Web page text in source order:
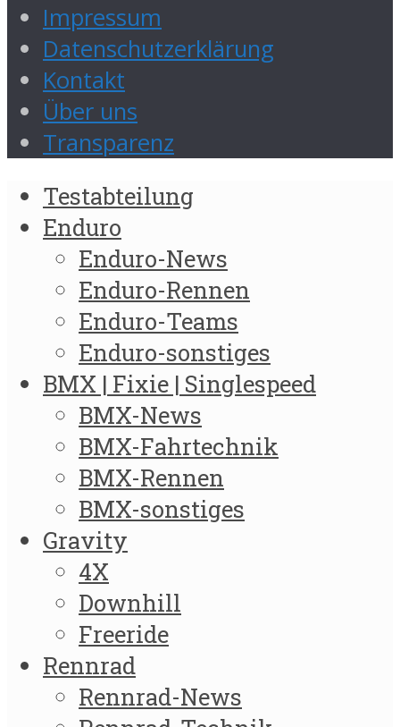
Impressum
Datenschutzerklärung
Kontakt
Über uns
Transparenz
Testabteilung
Enduro
Enduro-News
Enduro-Rennen
Enduro-Teams
Enduro-sonstiges
BMX | Fixie | Singlespeed
BMX-News
BMX-Fahrtechnik
BMX-Rennen
BMX-sonstiges
Gravity
4X
Downhill
Freeride
Rennrad
Rennrad-News